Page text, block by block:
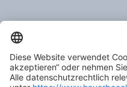
MITTEILUNGEN